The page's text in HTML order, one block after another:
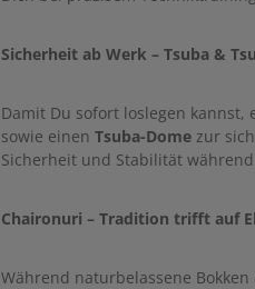
Sicherheit ab Werk – Tsuba &
Damit Du sofort loslegen kannst,
sowie einen Tsuba-Domezur
Sicherheit und Stabilität
Chaironuri – Tradition trifft auf
Während naturbelassene